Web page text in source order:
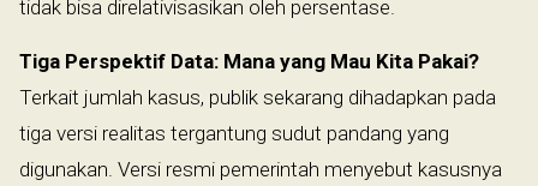
tidak bisa direlativisasikan oleh persentase.
Tiga Perspektif Data: Mana yang Mau Kita Pakai?
Terkait jumlah kasus, publik sekarang dihadapkan pada
tiga versi realitas tergantung sudut pandang yang
digunakan. Versi resmi pemerintah menyebut kasusnya